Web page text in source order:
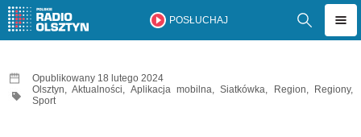
POSŁUCHAJ
Opublikowany 18 lutego 2024
Olsztyn,Aktualności, Aplikacja mobilna,Siatkówka, Region, Regiony,
Sport